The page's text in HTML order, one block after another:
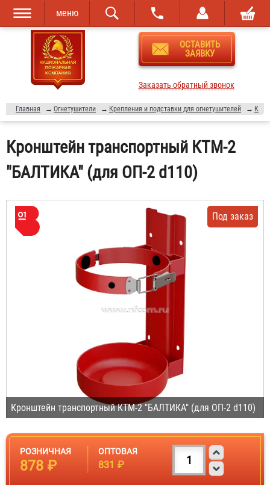
Перейти к
основному
содержанию
Skip to
navigation
меню
ОСТАВИТЬ
ЗАЯВКУ
Заказать обратный звонок
Главная → Огнетушители → Крепления и подставки для огнетушителей →
Кронштейн транспортный КТМ-2
"БАЛТИКА" (для ОП-2 d110)
Кронштейн транспортный КТМ-2 "БАЛТИКА" (для ОП-2 d110)
Под заказ
РОЗНИЧНАЯ
878 ₽
ОПТОВАЯ
831 ₽